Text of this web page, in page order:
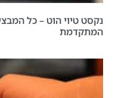
נקסט טיוי הוט – כל
המתקדמת